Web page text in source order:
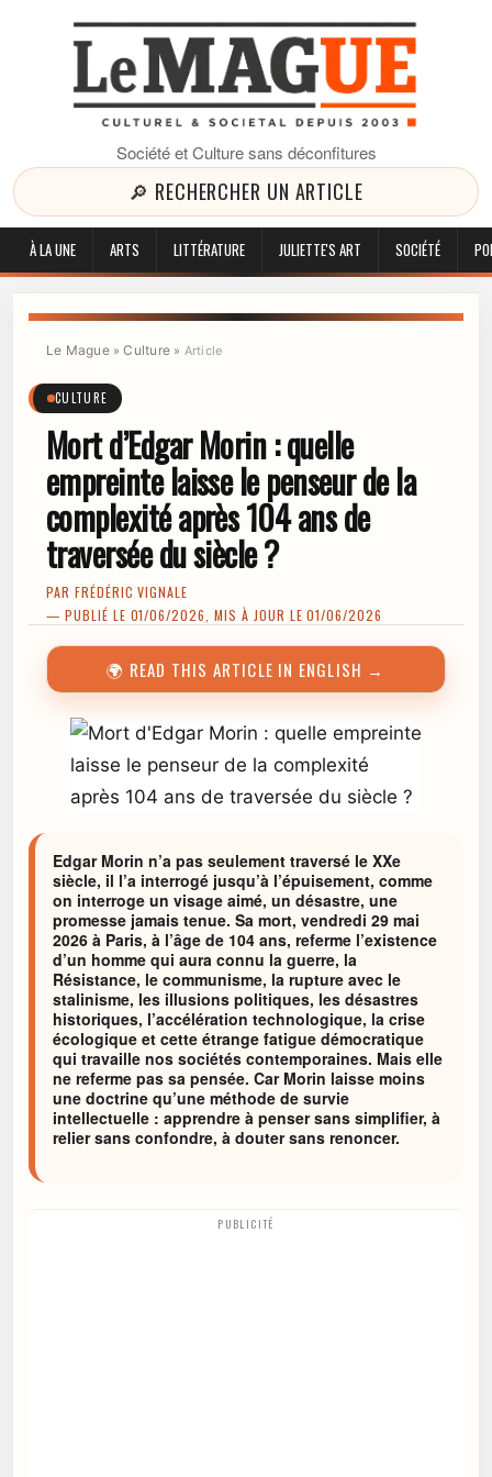
Société et Culture sans déconfitures
🔎 RECHERCHER UN ARTICLE
À LA UNE ARTS LITTÉRATURE JULIETTE'S ART SOCIÉTÉ
Le Mague»Culture» Article
CULTURE
Mort d’Edgar Morin : quelle
empreinte laisse le penseur de la
complexité après 104 ans de
traversée du siècle ?
PAR FRÉDÉRIC VIGNALE
— PUBLIÉ LE 01/06/2026, MIS À JOUR LE 01/06/2026
🌍 READ THIS ARTICLE IN ENGLISH →
Edgar Morin n’a pas seulement traversé le XXe
siècle, il l’a interrogé jusqu’à l’épuisement, comme
on interroge un visage aimé, un désastre, une
promesse jamais tenue. Sa mort, vendredi 29 mai
2026 à Paris, à l’âge de 104 ans, referme l’existence
d’un homme qui aura connu la guerre, la
Résistance, le communisme, la rupture avec le
stalinisme, les illusions politiques, les désastres
historiques, l’accélération technologique, la crise
écologique et cette étrange fatigue démocratique
qui travaille nos sociétés contemporaines. Mais elle
ne referme pas sa pensée. Car Morin laisse moins
une doctrine qu’une méthode de survie
intellectuelle : apprendre à penser sans simplifier, à
relier sans confondre, à douter sans renoncer.
PUBLICITÉ